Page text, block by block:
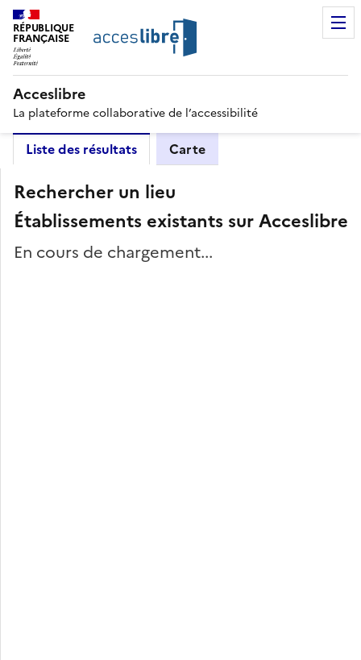
RÉPUBLIQUE
FRANÇAISE
Acceslibre
La plateforme collaborative de l’accessibilité
Liste des résultats Carte
Rechercher un lieu
Établissements existants sur Acceslibre
En cours de chargement...